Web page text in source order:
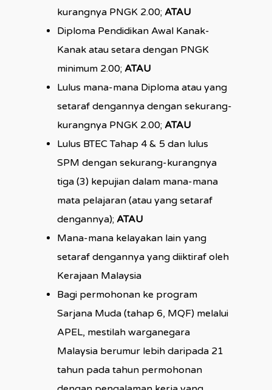
kurangnya PNGK 2.00; ATAU
Diploma Pendidikan Awal Kanak-
Kanak atau setara dengan PNGK
minimum 2.00; ATAU
Lulus mana-mana Diploma atau yang
setaraf dengannya dengan sekurang-
kurangnya PNGK 2.00; ATAU
Lulus BTEC Tahap 4 & 5 dan lulus
SPM dengan sekurang-kurangnya
tiga (3) kepujian dalam mana-mana
mata pelajaran (atau yang setaraf
dengannya); ATAU
Mana-mana kelayakan lain yang
setaraf dengannya yang diiktiraf oleh
Kerajaan Malaysia
Bagi permohonan ke program
Sarjana Muda (tahap 6, MQF) melalui
APEL, mestilah warganegara
Malaysia berumur lebih daripada 21
tahun pada tahun permohonan